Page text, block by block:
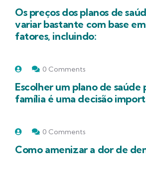
Os preços dos planos de
variar bastante com base
fatores, incluindo:
0 Comments
Escolher um plano de saúde
família é uma decisão
0 Comments
Como amenizar a dor de